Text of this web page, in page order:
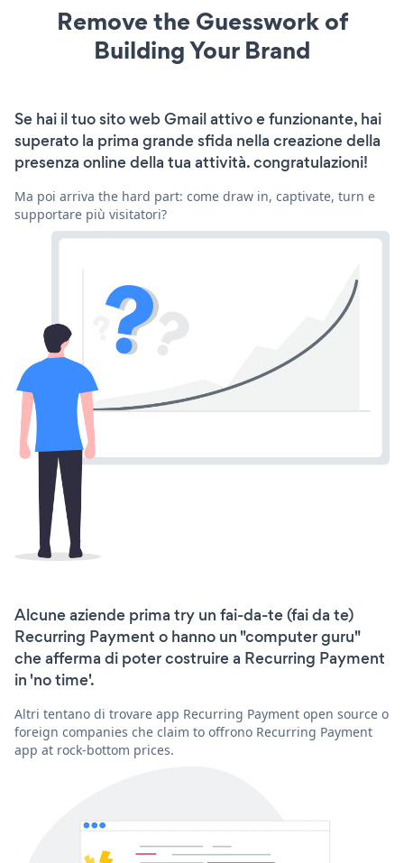
Remove the Guesswork of
Building Your Brand
Se hai il tuo sito web Gmail attivo e funzionante, hai
superato la prima grande sfida nella creazione della
presenza online della tua attività. congratulazioni!
Ma poi arriva the hard part: come draw in, captivate, turn e
supportare più visitatori?
Alcune aziende prima try un fai-da-te (fai da te)
Recurring Payment o hanno un "computer guru"
che afferma di poter costruire a Recurring Payment
in 'no time'.
Altri tentano di trovare app Recurring Payment open source o
foreign companies che claim to offrono Recurring Payment
app at rock-bottom prices.